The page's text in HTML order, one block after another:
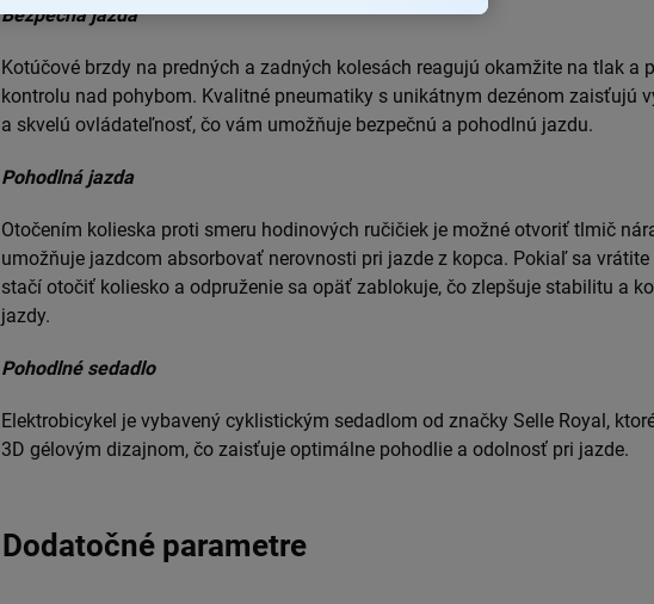
Bezpečná jazda
Kotúčové brzdy na predných a zadných kolesách reagujú okamžite na tlak a
kontrolu nad pohybom. Kvalitné pneumatiky s unikátnym dezénom zaisťujú
a skvelú ovládateľnosť, čo vám umožňuje bezpečnú a pohodlnú jazdu.
Pohodlná jazda
Otočením kolieska proti smeru hodinových ručičiek je možné otvoriť tlmič
umožňuje jazdcom absorbovať nerovnosti pri jazde z kopca. Pokiaľ sa
stačí otočiť koliesko a odpruženie sa opäť zablokuje, čo zlepšuje stabilitu a
jazdy.
Pohodlné sedadlo
Elektrobicykel je vybavený cyklistickým sedadlom od značky Selle Royal,
3D gélovým dizajnom, čo zaisťuje optimálne pohodlie a odolnosť pri jazde.
Dodatočné parametre